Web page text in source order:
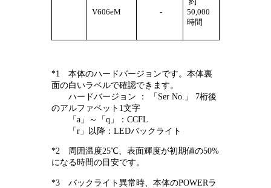
V606eM -
50,000
時間
*1 本体のハードバージョンです。本体裏
面の白いラベルで確認できます。
ハードバージョン ： 「Ser No.」 7桁後
のアルファベット1文字
「a」～「q」：CCFL
「r」以降：LEDバックライト
*2 周囲温度25℃、表面輝度が初期値の50%
になる時間の目安です。
*3 バックライト異常時、本体のPOWERラ